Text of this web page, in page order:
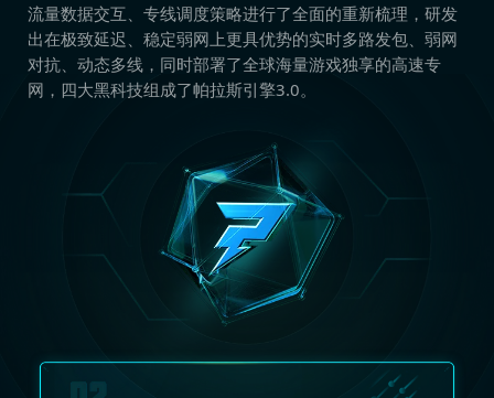
流量数据交互、专线调度策略进行了全面的重新梳理，研发
出在极致延迟、稳定弱网上更具优势的实时多路发包、弱网
对抗、动态多线，同时部署了全球海量游戏独享的高速专
网，四大黑科技组成了帕拉斯引擎3.0。